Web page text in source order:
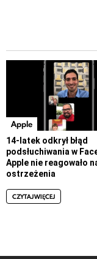
Apple
14-latek odkrył błąd
podsłuchiwania w
Apple nie reagowało
ostrzeżenia
CZYTAJ WIĘCEJ